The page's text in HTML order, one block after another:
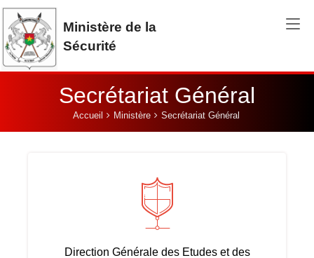
Aller au contenu principal
Ministère de la
Sécurité
Secrétariat Général
Accueil Ministère Secrétariat Général
Direction Générale des Etudes et des